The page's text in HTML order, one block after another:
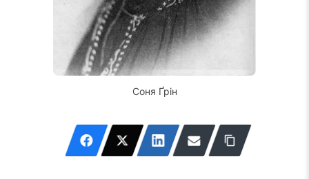
Соня Ґрін